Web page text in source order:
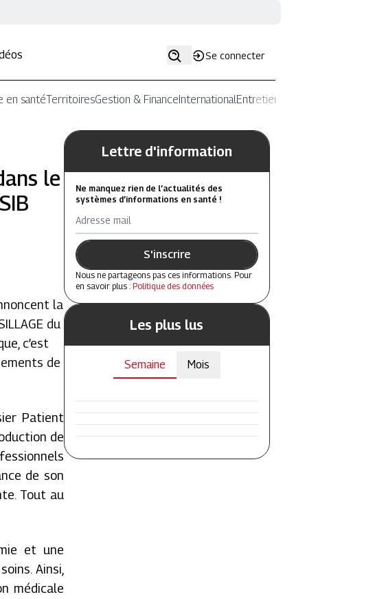
Se connecter
en santéTerritoiresGestion & FinanceInternationalEntretiens
le
la
du
c’est
de
Patient
de
de son
Tout au
et une
Ainsi,
médicale
Lettre d'information
Ne manquez rien de l’actualités des
systèmes d’informations en santé !
Adresse mail
S'inscrire
Nous ne partageons pas ces informations. Pour
en savoir plus : Politique des données
Les plus lus
Semaine Mois